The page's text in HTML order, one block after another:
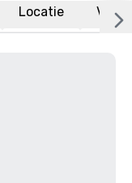
Locatie